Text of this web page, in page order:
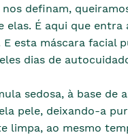
nos definam,
elas. É aqui que entra
E esta máscara facial
dias de
sedosa, à base de
pele, deixando-a
limpa, ao mesmo